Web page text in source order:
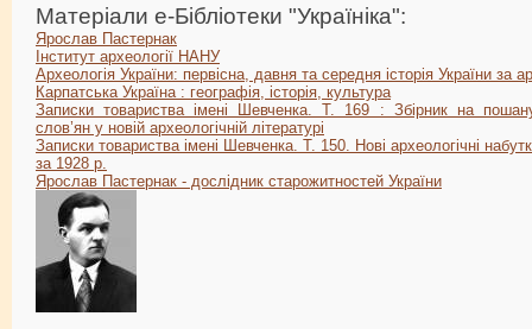
Матеріали е-Бібліотеки "Україніка":
Ярослав Пастернак
Інститут археології НАНУ
Археологія України: первісна, давня та середня історія України за
Карпатська Україна : географія, історія, культура
Записки товариства імені Шевченка. Т. 169 : Збірник на
слов’ян у новій археологічній літературі
Записки товариства імені Шевченка. Т. 150. Нові археологічні
за 1928 р.
Ярослав Пастернак - дослідник старожитностей України